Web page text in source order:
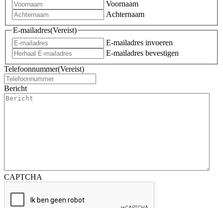
Voornaam
Achternaam
E-mailadres(Vereist)
E-mailadres invoeren
E-mailadres bevestigen
Telefoonnummer(Vereist)
Bericht
CAPTCHA